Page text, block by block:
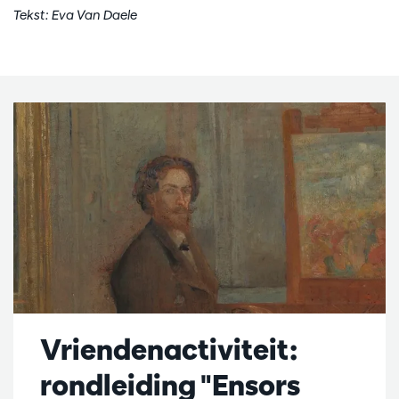
Tekst: Eva Van Daele
Vriendenactiviteit:
rondleiding "Ensors